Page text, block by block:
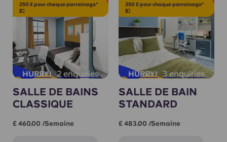
250 £ pour chaque parrainage*
💷
HURRY! 2 enquiries
SALLE DE BAINS
CLASSIQUE
£ 460.00 /semaine
250 £ pour chaque parrainage*
💷
HURRY! 3 enquiries
SALLE DE BAIN
STANDARD
£ 483.00 /semaine